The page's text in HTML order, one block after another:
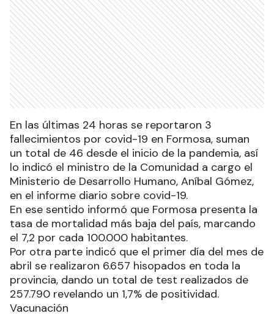
En las últimas 24 horas se reportaron 3
fallecimientos por covid-19 en Formosa, suman
un total de 46 desde el inicio de la pandemia, así
lo indicó el ministro de la Comunidad a cargo el
Ministerio de Desarrollo Humano, Aníbal Gómez,
en el informe diario sobre covid-19.
En ese sentido informó que Formosa presenta la
tasa de mortalidad más baja del país, marcando
el 7,2 por cada 100.000 habitantes.
Por otra parte indicó que el primer día del mes de
abril se realizaron 6.657 hisopados en toda la
provincia, dando un total de test realizados de
257.790 revelando un 1,7% de positividad.
Vacunación